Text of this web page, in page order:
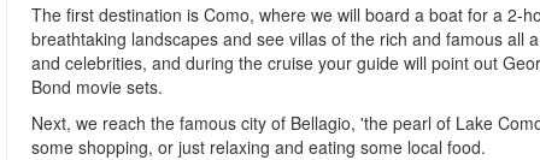
The first destination is Como, where we will board a boat for a 2-
breathtaking landscapes and see villas of the rich and famous
and celebrities, and during the cruise your guide will point out
Bond movie sets.
Next, we reach the famous city of Bellagio, 'the pearl of Lake
some shopping, or just relaxing and eating some local food.